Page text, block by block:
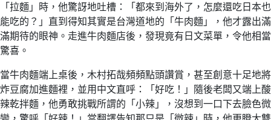
「拉麵」時，他驚訝地吐槽：「都來到海外了，怎麼還吃日本也
能吃的？」直到得知其實是台灣道地的「牛肉麵」，他才露出滿
滿期待的眼神。走進牛肉麵店後，發現竟有日文菜單，令他相當
驚喜。
當牛肉麵端上桌後，木村拓哉頻頻點頭讚賞，甚至創意十足地將
炸豆腐加進麵裡，並用中文直呼：「好吃！」隨後老闆又端上酸
辣乾拌麵，他勇敢挑戰所謂的「小辣」，沒想到一口下去臉色微